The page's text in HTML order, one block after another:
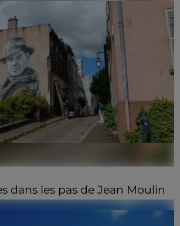
dans les pas de Jean Moulin